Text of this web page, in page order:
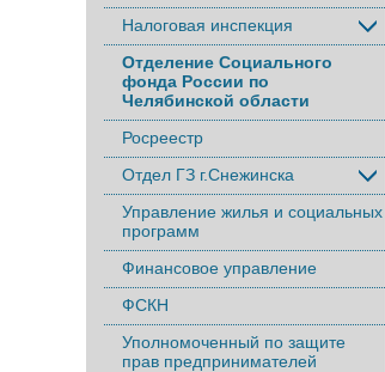
Налоговая инспекция
Отделение Социального
фонда России по
Челябинской области
Росреестр
Отдел ГЗ г.Снежинска
Управление жилья и социальных
программ
Финансовое управление
ФСКН
Уполномоченный по защите
прав предпринимателей